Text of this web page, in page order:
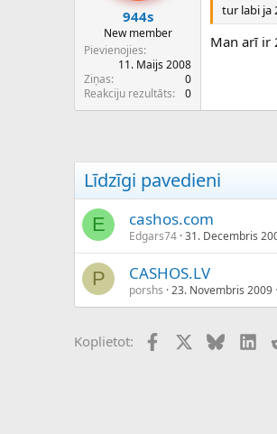
944s
New member
Pievienojies
11. Maijs 2008
Ziņas
0
Reakciju rezultāts
0
tur labi ja
Man arī ir
Līdzīgi pavedieni
E cashos.com
Edgars74 31. Decembris
P CASHOS.LV
porshs 23. Novembris 2009
Koplietot: FacebookX (Twitter)
Bluesky